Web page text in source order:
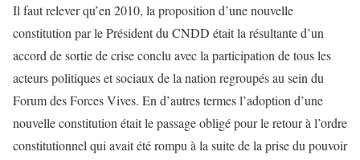
Il faut relever qu’en 2010, la proposition d’une nouvelle
constitution par le Président du CNDD était la résultante d’un
accord de sortie de crise conclu avec la participation de tous les
acteurs politiques et sociaux de la nation regroupés au sein du
Forum des Forces Vives. En d’autres termes l’adoption d’une
nouvelle constitution était le passage obligé pour le retour à l’ordre
constitutionnel qui avait été rompu à la suite de la prise du pouvoir